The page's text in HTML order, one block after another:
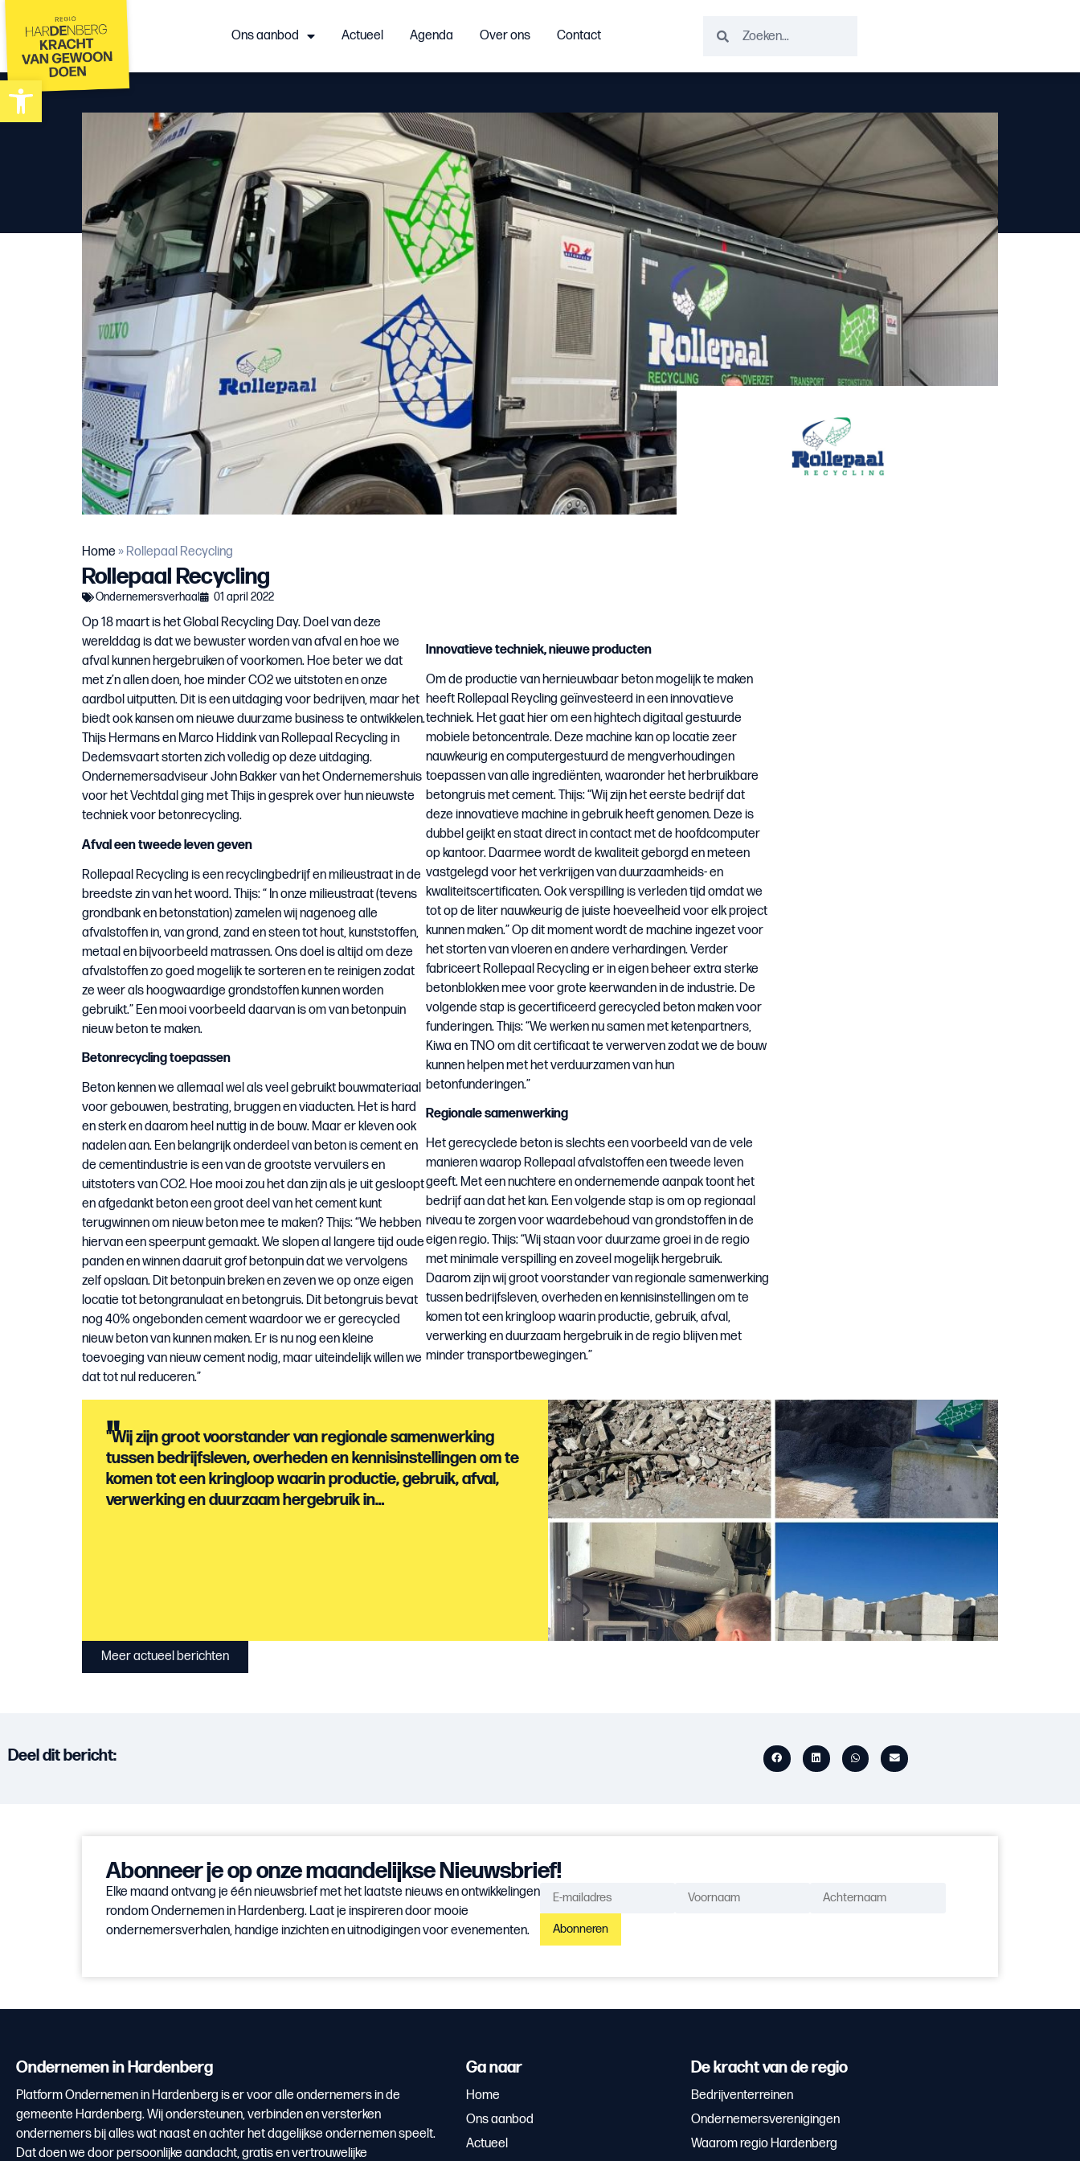
Toolbar openen
Ons aanbod Actueel Agenda Over ons Contact
Home » Rollepaal Recycling
Rollepaal Recycling
Ondernemersverhaal 01 april 2022
Op 18 maart is het Global Recycling Day. Doel van deze
werelddag is dat we bewuster worden van afval en hoe we
afval kunnen hergebruiken of voorkomen. Hoe beter we dat
met z’n allen doen, hoe minder CO2 we uitstoten en onze
aardbol uitputten. Dit is een uitdaging voor bedrijven, maar het
biedt ook kansen om nieuwe duurzame business te ontwikkelen.
Thijs Hermans en Marco Hiddink van Rollepaal Recycling in
Dedemsvaart storten zich volledig op deze uitdaging.
Ondernemersadviseur John Bakker van het Ondernemershuis
voor het Vechtdal ging met Thijs in gesprek over hun nieuwste
techniek voor betonrecycling.
Afval een tweede leven geven
Rollepaal Recycling is een recyclingbedrijf en milieustraat in de
breedste zin van het woord. Thijs: “ In onze milieustraat (tevens
grondbank en betonstation) zamelen wij nagenoeg alle
afvalstoffen in, van grond, zand en steen tot hout, kunststoffen,
metaal en bijvoorbeeld matrassen. Ons doel is altijd om deze
afvalstoffen zo goed mogelijk te sorteren en te reinigen zodat
ze weer als hoogwaardige grondstoffen kunnen worden
gebruikt.” Een mooi voorbeeld daarvan is om van betonpuin
nieuw beton te maken.
Betonrecycling toepassen
Beton kennen we allemaal wel als veel gebruikt bouwmateriaal
voor gebouwen, bestrating, bruggen en viaducten. Het is hard
en sterk en daarom heel nuttig in de bouw. Maar er kleven ook
nadelen aan. Een belangrijk onderdeel van beton is cement en
de cementindustrie is een van de grootste vervuilers en
uitstoters van CO2. Hoe mooi zou het dan zijn als je uit gesloopt
en afgedankt beton een groot deel van het cement kunt
terugwinnen om nieuw beton mee te maken? Thijs: “We hebben
hiervan een speerpunt gemaakt. We slopen al langere tijd oude
panden en winnen daaruit grof betonpuin dat we vervolgens
zelf opslaan. Dit betonpuin breken en zeven we op onze eigen
locatie tot betongranulaat en betongruis. Dit betongruis bevat
nog 40% ongebonden cement waardoor we er gerecycled
nieuw beton van kunnen maken. Er is nu nog een kleine
toevoeging van nieuw cement nodig, maar uiteindelijk willen we
dat tot nul reduceren.”
Innovatieve techniek, nieuwe producten
Om de productie van hernieuwbaar beton mogelijk te maken
heeft Rollepaal Reycling geïnvesteerd in een innovatieve
techniek. Het gaat hier om een hightech digitaal gestuurde
mobiele betoncentrale. Deze machine kan op locatie zeer
nauwkeurig en computergestuurd de mengverhoudingen
toepassen van alle ingrediënten, waaronder het herbruikbare
betongruis met cement. Thijs: “Wij zijn het eerste bedrijf dat
deze innovatieve machine in gebruik heeft genomen. Deze is
dubbel geijkt en staat direct in contact met de hoofdcomputer
op kantoor. Daarmee wordt de kwaliteit geborgd en meteen
vastgelegd voor het verkrijgen van duurzaamheids- en
kwaliteitscertificaten. Ook verspilling is verleden tijd omdat we
tot op de liter nauwkeurig de juiste hoeveelheid voor elk project
kunnen maken.” Op dit moment wordt de machine ingezet voor
het storten van vloeren en andere verhardingen. Verder
fabriceert Rollepaal Recycling er in eigen beheer extra sterke
betonblokken mee voor grote keerwanden in de industrie. De
volgende stap is gecertificeerd gerecycled beton maken voor
funderingen. Thijs: “We werken nu samen met ketenpartners,
Kiwa en TNO om dit certificaat te verwerven zodat we de bouw
kunnen helpen met het verduurzamen van hun
betonfunderingen.”
Regionale samenwerking
Het gerecyclede beton is slechts een voorbeeld van de vele
manieren waarop Rollepaal afvalstoffen een tweede leven
geeft. Met een nuchtere en ondernemende aanpak toont het
bedrijf aan dat het kan. Een volgende stap is om op regionaal
niveau te zorgen voor waardebehoud van grondstoffen in de
eigen regio. Thijs: “Wij staan voor duurzame groei in de regio
met minimale verspilling en zoveel mogelijk hergebruik.
Daarom zijn wij groot voorstander van regionale samenwerking
tussen bedrijfsleven, overheden en kennisinstellingen om te
komen tot een kringloop waarin productie, gebruik, afval,
verwerking en duurzaam hergebruik in de regio blijven met
minder transportbewegingen.”
"
"Wij zijn groot voorstander van regionale samenwerking
tussen bedrijfsleven, overheden en kennisinstellingen om te
komen tot een kringloop waarin productie, gebruik, afval,
verwerking en duurzaam hergebruik in…
Meer actueel berichten
Deel dit bericht:
Abonneer je op onze maandelijkse Nieuwsbrief!
Elke maand ontvang je één nieuwsbrief met het laatste nieuws en ontwikkelingen
rondom Ondernemen in Hardenberg. Laat je inspireren door mooie
ondernemersverhalen, handige inzichten en uitnodigingen voor evenementen.
Abonneren
Ondernemen in Hardenberg
Platform Ondernemen in Hardenberg is er voor alle ondernemers in de
gemeente Hardenberg. Wij ondersteunen, verbinden en versterken
ondernemers bij alles wat naast en achter het dagelijkse ondernemen speelt.
Dat doen we door persoonlijke aandacht, gratis en vertrouwelijke
Ga naar
Home
Ons aanbod
Actueel
De kracht van de regio
Bedrijventerreinen
Ondernemersverenigingen
Waarom regio Hardenberg